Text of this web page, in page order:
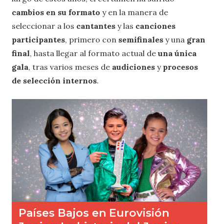
cambios en su formato y en la manera de
seleccionar a los cantantes y las canciones
participantes, primero con semifinales y una gran
final, hasta llegar al formato actual de una única
gala, tras varios meses de audiciones y procesos
de selección internos.